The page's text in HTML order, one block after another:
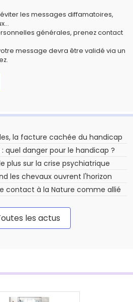
les messages diffamatoires,
générales, prenez contact
message devra être validé via un
la facture cachée du handicap
quel danger pour le handicap ?
plus sur la crise psychiatrique
les chevaux ouvrent l'horizon
contact à la Nature comme allié
les actus